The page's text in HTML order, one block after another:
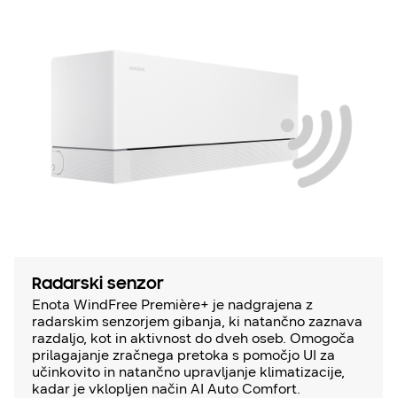
Radarski senzor
Enota WindFree Première+ je nadgrajena z
radarskim senzorjem gibanja, ki natančno zaznava
razdaljo, kot in aktivnost do dveh oseb. Omogoča
prilagajanje zračnega pretoka s pomočjo UI za
učinkovito in natančno upravljanje klimatizacije,
kadar je vklopljen način AI Auto Comfort.